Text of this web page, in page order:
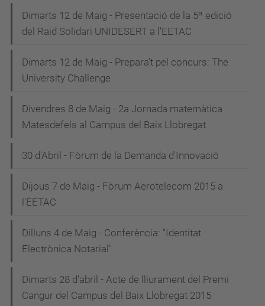
Dimarts 12 de Maig - Presentació de la 5ª edició
del Raid Solidari UNIDESERT a l'EETAC
Dimarts 12 de Maig - Prepara't pel concurs: The
University Challenge
Divendres 8 de Maig - 2a Jornada matemàtica
Matesdefels al Campus del Baix Llobregat
30 d'Abril - Fòrum de la Demanda d'Innovació
Dijous 7 de Maig - Fòrum Aerotelecom 2015 a
l'EETAC
Dilluns 4 de Maig - Conferència: "Identitat
Electrònica Notarial"
Dimarts 28 d'abril - Acte de lliurament del Premi
Cangur del Campus del Baix Llobregat 2015